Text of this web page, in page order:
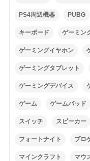
PS4周辺機器 PUBG
キーボード ゲーミン
ゲーミングイヤホン
ゲーミングタブレット
ゲーミングデバイス
ゲーム ゲームパッド
スイッチ スピーカー
フォートナイト プロ
マインクラフト マウ